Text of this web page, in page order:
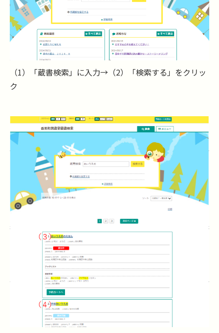
（1）「蔵書検索」に入力→（2）「検索する」をクリッ
ク